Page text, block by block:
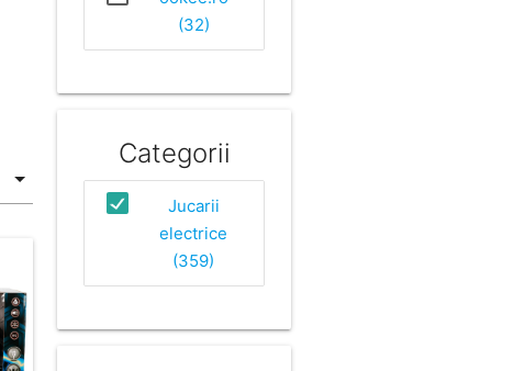
(32)
Categorii
Jucarii
electrice
(359)